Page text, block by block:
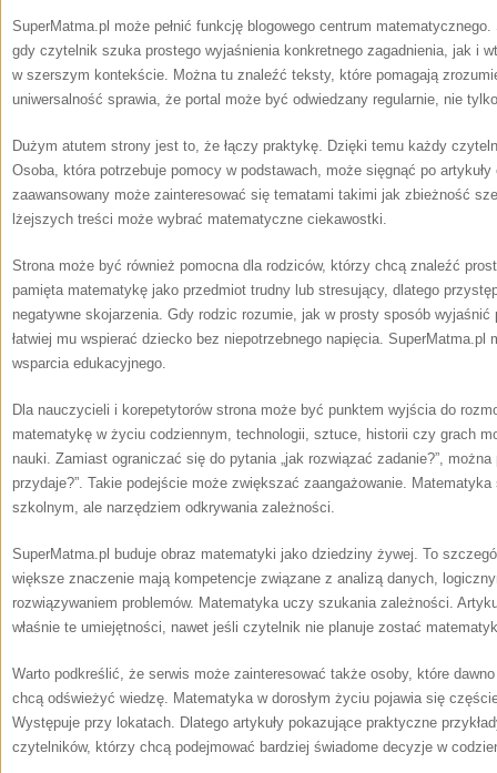
SuperMatma.pl może pełnić funkcję blogowego centrum
gdy czytelnik szuka prostego wyjaśnienia konkretnego zagadnienia, jak i
w szerszym kontekście. Można tu znaleźć teksty, które pomagają
uniwersalność sprawia, że portal może być odwiedzany regularnie, nie
Dużym atutem strony jest to, że łączy praktykę. Dzięki temu każdy
Osoba, która potrzebuje pomocy w podstawach, może sięgnąć po
zaawansowany może zainteresować się tematami takimi jak zbieżność
lżejszych treści może wybrać matematyczne ciekawostki.
Strona może być również pomocna dla rodziców, którzy chcą znaleźć
pamięta matematykę jako przedmiot trudny lub stresujący, dlatego
negatywne skojarzenia. Gdy rodzic rozumie, jak w prosty sposób
łatwiej mu wspierać dziecko bez niepotrzebnego napięcia. SuperMatma.pl
wsparcia edukacyjnego.
Dla nauczycieli i korepetytorów strona może być punktem wyjścia do
matematykę w życiu codziennym, technologii, sztuce, historii czy grach
nauki. Zamiast ograniczać się do pytania „jak rozwiązać zadanie?”,
przydaje?”. Takie podejście może zwiększać zaangażowanie.
szkolnym, ale narzędziem odkrywania zależności.
SuperMatma.pl buduje obraz matematyki jako dziedziny żywej. To
większe znaczenie mają kompetencje związane z analizą danych,
rozwiązywaniem problemów. Matematyka uczy szukania zależności.
właśnie te umiejętności, nawet jeśli czytelnik nie planuje zostać
Warto podkreślić, że serwis może zainteresować także osoby, które
chcą odświeżyć wiedzę. Matematyka w dorosłym życiu pojawia się
Występuje przy lokatach. Dlatego artykuły pokazujące praktyczne
czytelników, którzy chcą podejmować bardziej świadome decyzje w